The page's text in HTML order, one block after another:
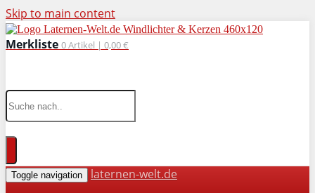
Skip to main content
Merkliste 0Artikel | 0,00 €
Toggle navigation
laternen-welt.de